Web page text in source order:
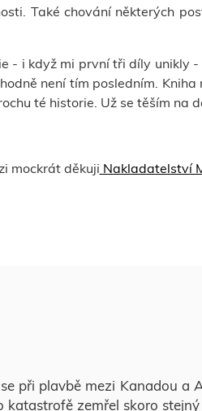
Také chování některých
- i když mi první tři díly unikly -
není tím posledním.
té historie. Už se těším na
mockrát děkuji Nakladatelství
při plavbě mezi Kanadou a
katastrofě zemřel skoro